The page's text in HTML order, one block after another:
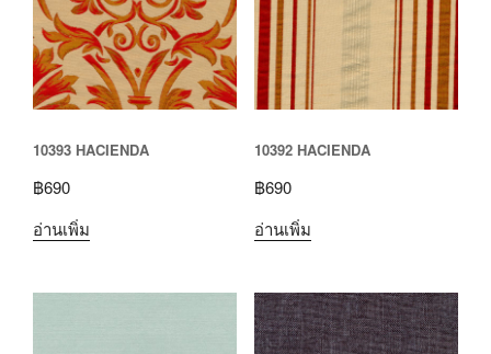
10393 HACIENDA
฿690
อ่านเพิ่ม
10392 HACIENDA
฿690
อ่านเพิ่ม